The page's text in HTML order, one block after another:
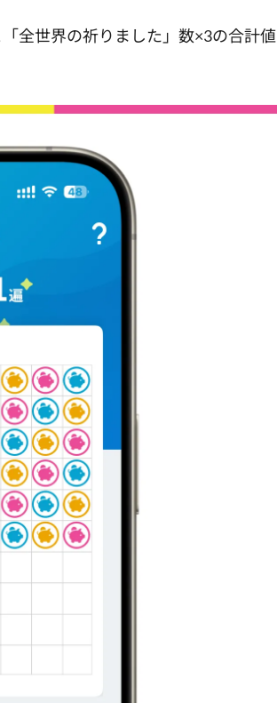
全世界の祈りました」数×3の合計値